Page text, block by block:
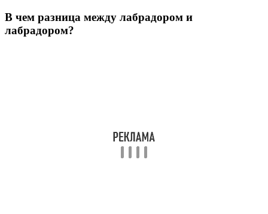
В чем разница между лабрадором и
лабрадором?